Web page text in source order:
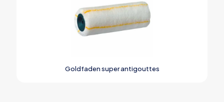
Goldfaden super antigouttes